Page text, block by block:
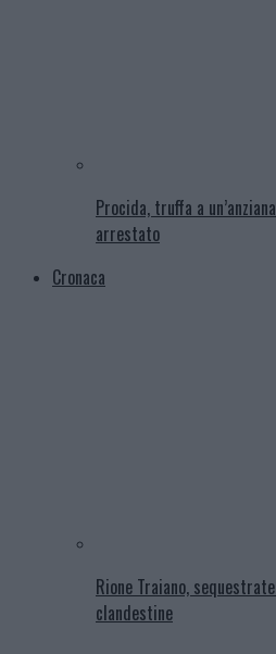
Procida, truffa a
arrestato
Cronaca
Rione Traiano,
clandestine